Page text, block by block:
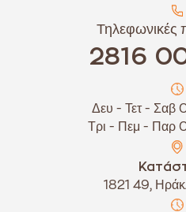
Τηλεφωνικές
2816
Δευ - Τετ - Σαβ
Τρι - Πεμ - Παρ
1821 49,